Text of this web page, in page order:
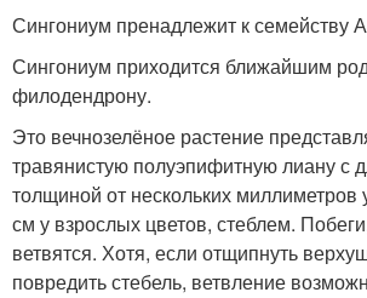
Сингониум пренадлежит к семейству
Сингониум приходится ближайшим
филодендрону.
Это вечнозелёное растение
травянистую полуэпифитную лиану с
толщиной от нескольких
см у взрослых цветов, стеблем.
ветвятся. Хотя, если отщипнуть
повредить стебель, ветвление